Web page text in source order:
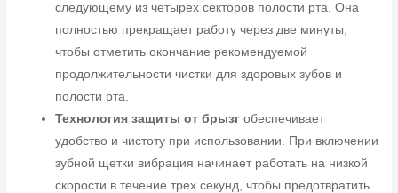
следующему из четырех секторов полости рта. Она
полностью прекращает работу через две минуты,
чтобы отметить окончание рекомендуемой
продолжительности чистки для здоровых зубов и
полости рта.
Технология защиты от брызг обеспечивает
удобство и чистоту при использовании. При включении
зубной щетки вибрация начинает работать на низкой
скорости в течение трех секунд, чтобы предотвратить